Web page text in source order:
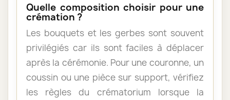
Quelle composition choisir pour une
crémation ?
Les bouquets et les gerbes sont souvent
privilégiés car ils sont faciles à déplacer
après la cérémonie. Pour une couronne, un
coussin ou une pièce sur support, vérifiez
les règles du crématorium lorsque la